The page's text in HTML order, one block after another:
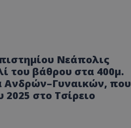
Νεάπολις
του βάθρου στα 400μ.
Ανδρών–Γυναικών, που
στο Τσίρειο